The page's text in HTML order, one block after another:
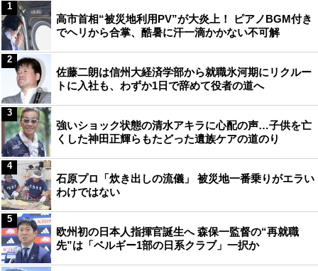
高市首相“被災地利用PV”が大炎上！ ピアノBGM付き
でヘリから合掌、酷暑に汗一滴かかない不可解
1
佐藤二朗は信州大経済学部から就職氷河期にリクルー
トに入社も、わずか1日で辞めて役者の道へ
2
強いショック状態の清水アキラに心配の声…子供を亡
くした神田正輝らもたどった遺族ケアの道のり
3
石原プロ「炊き出しの流儀」 被災地一番乗りがエラい
わけではない
4
欧州初の日本人指揮官誕生へ 森保一監督の“再就職
先”は「ベルギー1部の日系クラブ」一択か
5